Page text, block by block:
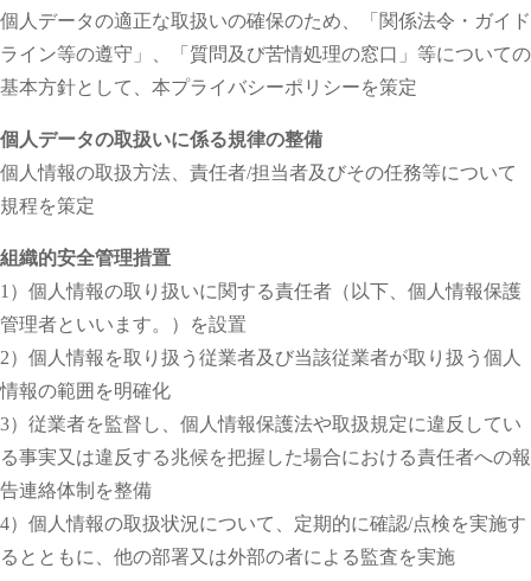
個人データの適正な取扱いの確保のため、「関係法令・ガイド
ライン等の遵守」、「質問及び苦情処理の窓口」等についての
基本方針として、本プライバシーポリシーを策定
個人データの取扱いに係る規律の整備
個人情報の取扱方法、責任者/担当者及びその任務等について
規程を策定
組織的安全管理措置
1）個人情報の取り扱いに関する責任者（以下、個人情報保護
管理者といいます。）を設置
2）個人情報を取り扱う従業者及び当該従業者が取り扱う個人
情報の範囲を明確化
3）従業者を監督し、個人情報保護法や取扱規定に違反してい
る事実又は違反する兆候を把握した場合における責任者への報
告連絡体制を整備
4）個人情報の取扱状況について、定期的に確認/点検を実施す
るとともに、他の部署又は外部の者による監査を実施